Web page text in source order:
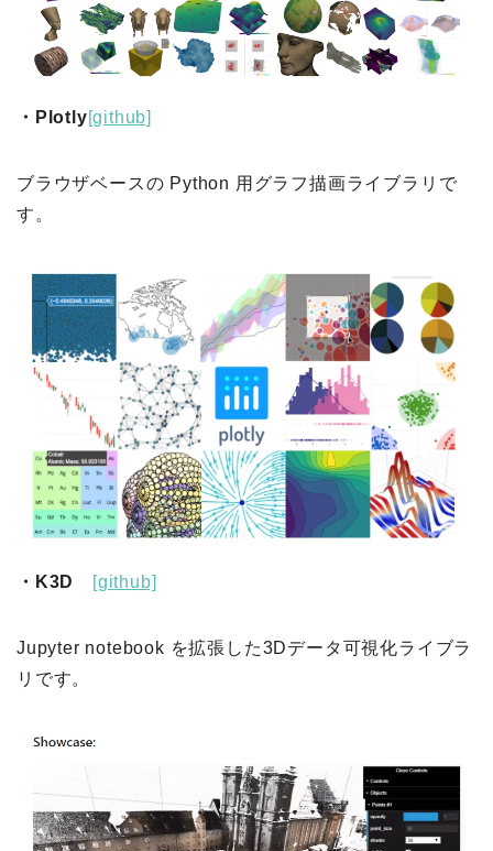
・Plotly[github]
ブラウザベースの Python 用グラフ描画ライブラリで
す。
・K3D [github]
Jupyter notebook を拡張した3Dデータ可視化ライブラ
リです。